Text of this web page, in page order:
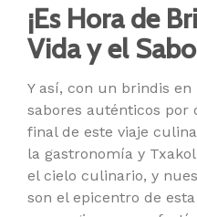
¡Es Hora de
Vida y el
Y así, con un brindis
sabores auténticos por
final de este viaje
la gastronomía y
el cielo culinario, y
son el epicentro de